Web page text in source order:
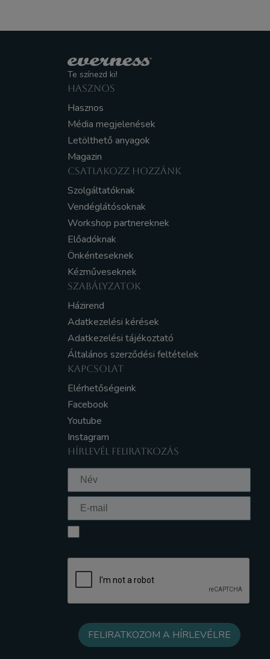
Te színezd ki!
HASZNOS
Hasznos
Média megjelenések
Letölthető anyagok
Magazin
CSATLAKOZZ HOZZÁNK
Szolgáltatóknak
Vendéglátósoknak
Workshop partnereknek
Előadóknak
Önkénteseknek
Kézműveseknek
SZABÁLYZATOK
Házirend
Adatkezelési kérések
Adatkezelési tájékoztató
Általános szerződési feltételek
KAPCSOLAT
Elérhetőségeink
Facebook
Youtube
Instagram
HÍRLEVÉL FELIRATKOZÁS